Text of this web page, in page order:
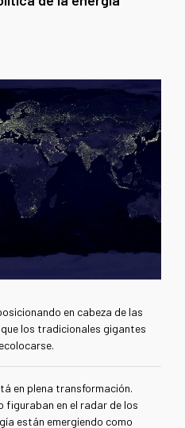
en cabeza de las
los tradicionales gigantes
en plena transformación.
figuraban en el radar de los
están emergiendo como